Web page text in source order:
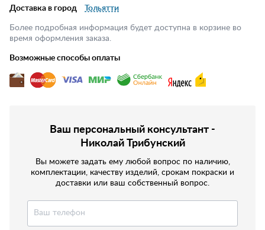
Доставка в город Тольятти
Более подробная информация будет доступна в корзине во
время оформления заказа.
Возможные способы оплаты
Ваш персональный консультант -
Николай Трибунский
Вы можете задать ему любой вопрос по наличию,
комплектации, качеству изделий, срокам покраски и
доставки или ваш собственный вопрос.